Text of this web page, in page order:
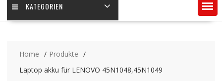
KATEGORIEN
Home
Produkte
Laptop akku für LENOVO 45N1048,45N1049